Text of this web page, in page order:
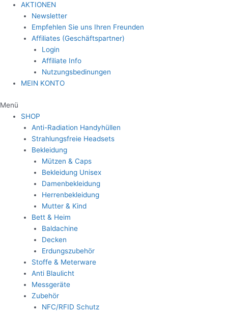
AKTIONEN
Newsletter
Empfehlen Sie uns Ihren Freunden
Affiliates (Geschäftspartner)
Login
Affiliate Info
Nutzungsbedinungen
MEIN KONTO
Menü
SHOP
Anti-Radiation Handyhüllen
Strahlungsfreie Headsets
Bekleidung
Mützen & Caps
Bekleidung Unisex
Damenbekleidung
Herrenbekleidung
Mutter & Kind
Bett & Heim
Baldachine
Decken
Erdungszubehör
Stoffe & Meterware
Anti Blaulicht
Messgeräte
Zubehör
NFC/RFID Schutz